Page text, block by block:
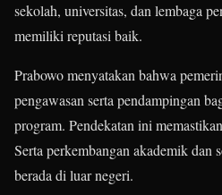
sekolah, universitas, dan lembaga
memiliki reputasi baik.
Prabowo menyatakan bahwa
pengawasan serta pendampingan
program. Pendekatan ini
Serta perkembangan akademik dan
berada di luar negeri.